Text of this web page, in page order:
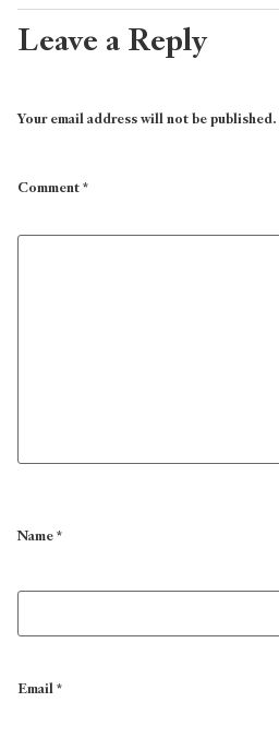
Leave a Reply
Your email address will not be published.
Comment*
Name*
Email*